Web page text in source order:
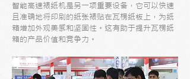
智能高速裱纸机是另一项重要设备，它可以快速
且准确地将印刷的纸张裱贴在瓦楞纸板上，为纸
箱增加外观美感和坚固性。这有助于提升瓦楞纸
箱的产品价值和竞争力。